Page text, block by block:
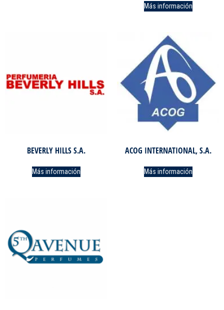
Más información
BEVERLY HILLS S.A.
Más información
ACOG INTERNATIONAL, S.A.
Más información